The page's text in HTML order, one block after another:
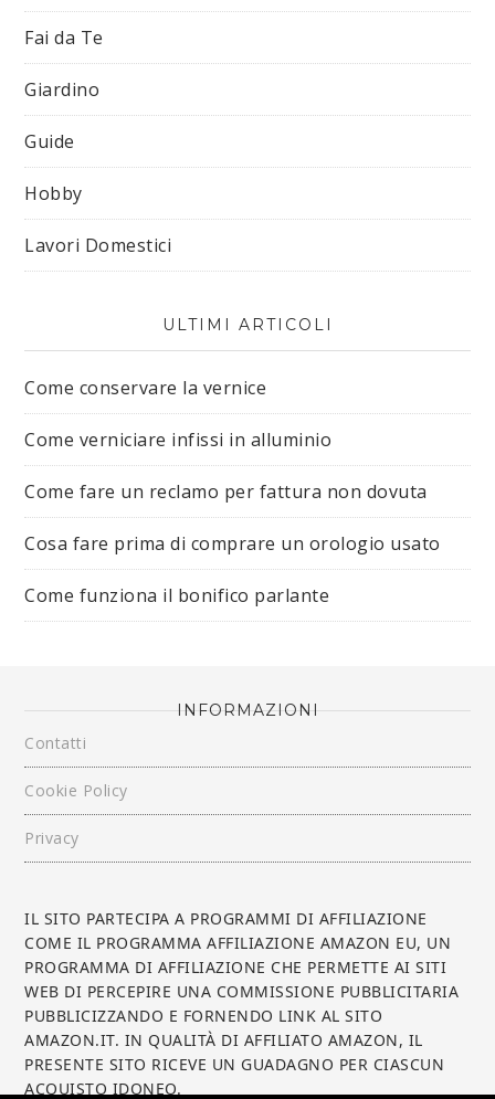
Fai da Te
Giardino
Guide
Hobby
Lavori Domestici
ULTIMI ARTICOLI
Come conservare la vernice
Come verniciare infissi in alluminio
Come fare un reclamo per fattura non dovuta
Cosa fare prima di comprare un orologio usato
Come funziona il bonifico parlante
INFORMAZIONI
Contatti
Cookie Policy
Privacy
IL SITO PARTECIPA A PROGRAMMI DI AFFILIAZIONE
COME IL PROGRAMMA AFFILIAZIONE AMAZON EU, UN
PROGRAMMA DI AFFILIAZIONE CHE PERMETTE AI SITI
WEB DI PERCEPIRE UNA COMMISSIONE PUBBLICITARIA
PUBBLICIZZANDO E FORNENDO LINK AL SITO
AMAZON.IT. IN QUALITÀ DI AFFILIATO AMAZON, IL
PRESENTE SITO RICEVE UN GUADAGNO PER CIASCUN
ACQUISTO IDONEO.